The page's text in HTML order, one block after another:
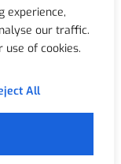
experience,
our traffic.
use of cookies.
All